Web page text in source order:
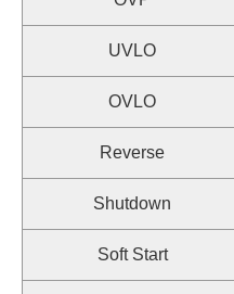
UVLO
OVLO
Reverse
Shutdown
Soft Start